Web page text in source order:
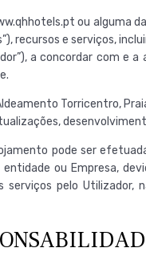
ou alguma
recursos e serviços,
a concordar com e
Torricentro,
pode ser
ou Empresa,
pelo Utilizador,